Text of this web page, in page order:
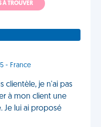
À TROUVER
- France
clientèle, je n'ai pas
à mon client une
Je lui ai proposé